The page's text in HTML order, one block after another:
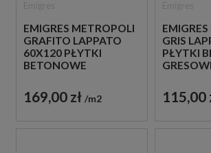
EMIGRES METROPOLI
GRAFITO LAPPATO
60X120 PŁYTKI
BETONOWE
169,00 zł m2
GRIS
PŁYTKI
115,00